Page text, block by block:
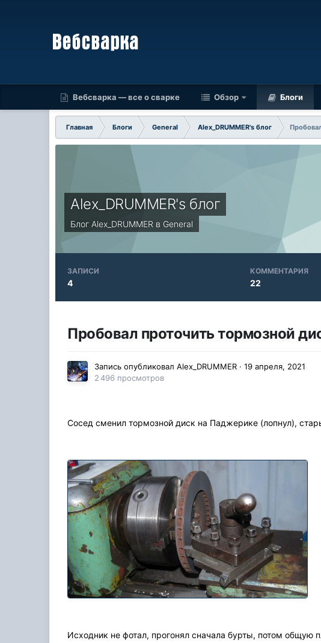
Вебсварка — все о сварке Обзор Блоги
Главная Блоги General Alex_DRUMMER's блог
Alex_DRUMMER's блог
Блог Alex_DRUMMER в General
ЗАПИСИ
4
КОММЕНТАРИЯ
22
Пробовал проточить тормозной
Запись опубликовалAlex_DRUMMER ·19 апреля, 2021
2 496 просмотров
Сосед сменил тормозной диск на Паджерике (лопнул),
Исходник не фотал, прогонял сначала бурты, потом общую